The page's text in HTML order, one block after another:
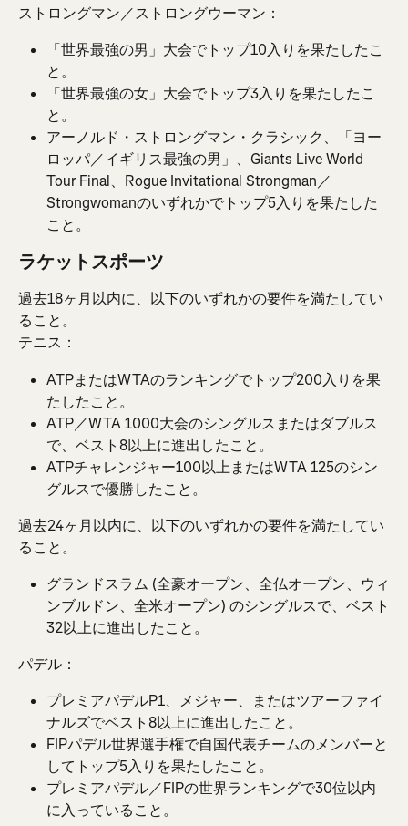
ストロングマン／ストロングウーマン：
「世界最強の男」大会でトップ10入りを果たしたこ
と。
「世界最強の女」大会でトップ3入りを果たしたこ
と。
アーノルド・ストロングマン・クラシック、「ヨー
ロッパ／イギリス最強の男」、Giants Live World
Tour Final、Rogue Invitational Strongman／
Strongwomanのいずれかでトップ5入りを果たした
こと。
ラケットスポーツ
過去18ヶ月以内に、以下のいずれかの要件を満たしてい
ること。
テニス：
ATPまたはWTAのランキングでトップ200入りを果
たしたこと。
ATP／WTA 1000大会のシングルスまたはダブルス
で、ベスト8以上に進出したこと。
ATPチャレンジャー100以上またはWTA 125のシン
グルスで優勝したこと。
過去24ヶ月以内に、以下のいずれかの要件を満たしてい
ること。
グランドスラム (全豪オープン、全仏オープン、ウィ
ンブルドン、全米オープン) のシングルスで、ベスト
32以上に進出したこと。
パデル：
プレミアパデルP1、メジャー、またはツアーファイ
ナルズでベスト8以上に進出したこと。
FIPパデル世界選手権で自国代表チームのメンバーと
してトップ5入りを果たしたこと。
プレミアパデル／FIPの世界ランキングで30位以内
に入っていること。